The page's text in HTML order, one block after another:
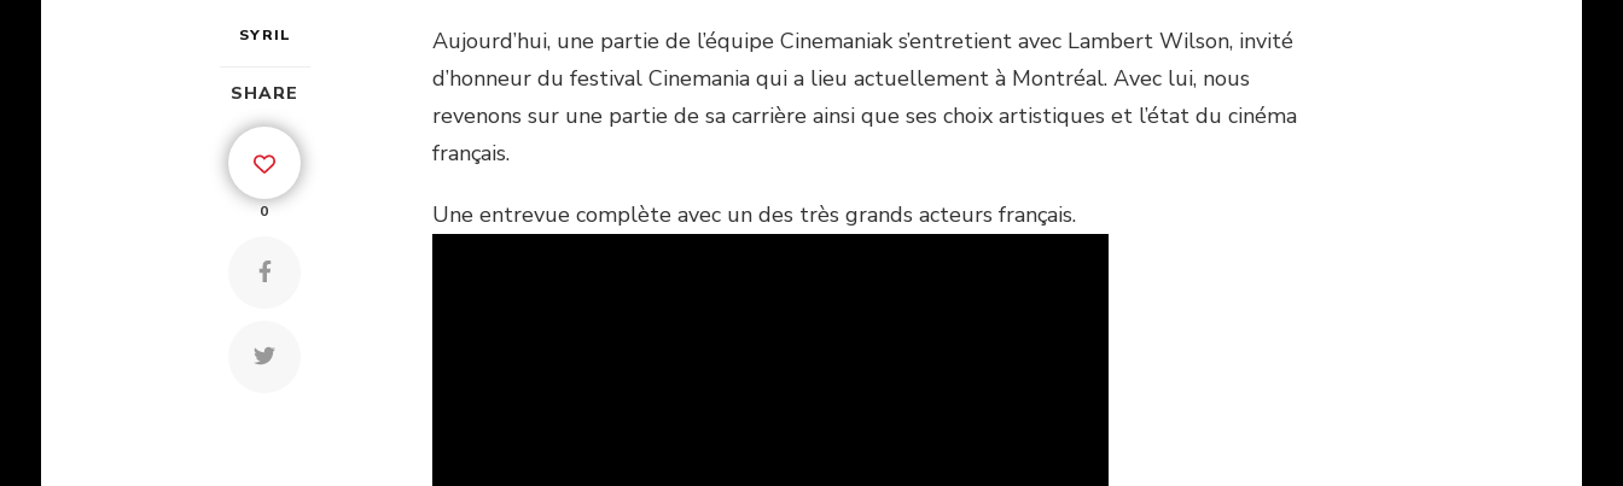
SYRIL
SHARE
0
Aujourd’hui, une partie de l’équipe Cinemaniak s’entretient avec Lambert Wilson, invité
d’honneur du festival Cinemania qui a lieu actuellement à Montréal. Avec lui, nous
revenons sur une partie de sa carrière ainsi que ses choix artistiques et l’état du cinéma
français.
Une entrevue complète avec un des très grands acteurs français.